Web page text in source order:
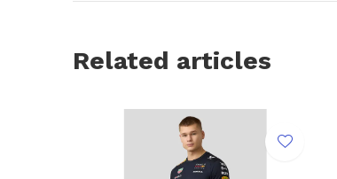
Related articles